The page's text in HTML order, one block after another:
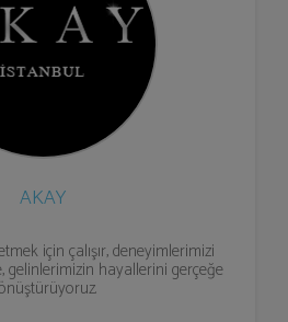
AKAY
için çalışır, deneyimlerimizi
gelinlerimizin hayallerini gerçeğe